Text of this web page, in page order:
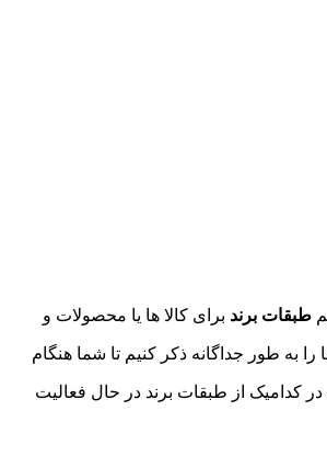
طبقات برند برای کالا ها یا محصولات و
به طور جداگانه ذکر کنیم تا شما هنگام
در کدامیک از طبقات برند در حال فعالیت